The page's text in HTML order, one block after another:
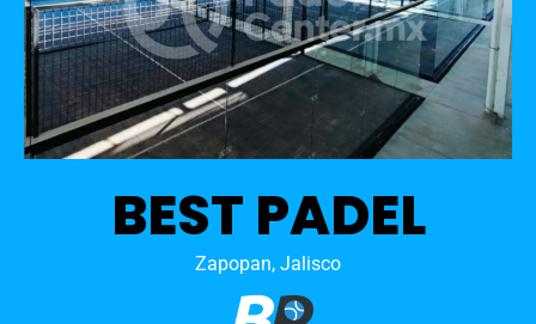
BEST PADEL
Zapopan, Jalisco